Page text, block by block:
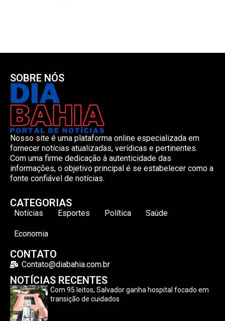
SOBRE NÓS
Nosso site é uma plataforma online especializada em
fornecer notícias atualizadas, verídicas e pertinentes.
Com uma firme dedicação à autenticidade das
informações, o objetivo principal é se estabelecer como a
fonte confiável de notícias.
CATEGORIAS
Notícias Esportes Política Saúde
Economia
CONTATO
Contato@diabahia.com.br
NOTÍCIAS RECENTES
Com 95 leitos, Salvador ganha hospital focado em
transição de cuidados